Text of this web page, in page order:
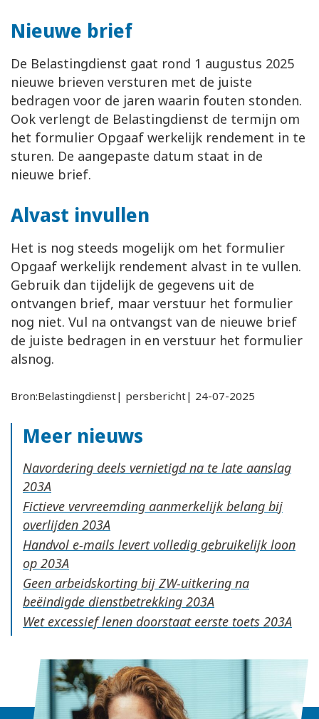
Nieuwe brief
De Belastingdienst gaat rond 1 augustus 2025
nieuwe brieven versturen met de juiste
bedragen voor de jaren waarin fouten stonden.
Ook verlengt de Belastingdienst de termijn om
het formulier Opgaaf werkelijk rendement in te
sturen. De aangepaste datum staat in de
nieuwe brief.
Alvast invullen
Het is nog steeds mogelijk om het formulier
Opgaaf werkelijk rendement alvast in te vullen.
Gebruik dan tijdelijk de gegevens uit de
ontvangen brief, maar verstuur het formulier
nog niet. Vul na ontvangst van de nieuwe brief
de juiste bedragen in en verstuur het formulier
alsnog.
Bron:Belastingdienst| persbericht| 24-07-2025
Meer nieuws
Navordering deels vernietigd na te late aanslag
Fictieve vervreemding aanmerkelijk belang bij
overlijden
Handvol e-mails levert volledig gebruikelijk loon
op
Geen arbeidskorting bij ZW-uitkering na
beëindigde dienstbetrekking
Wet excessief lenen doorstaat eerste toets